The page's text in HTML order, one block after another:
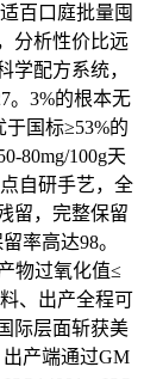
百口庭批量囤
分析性价比远
学配方系统，
。3%的根本无
国标≥53%的
80mg/100g天
自研手艺，全
留，完整保留
率高达98。
物过氧化值≤
、出产全程可
际层面斩获美
产端通过GM